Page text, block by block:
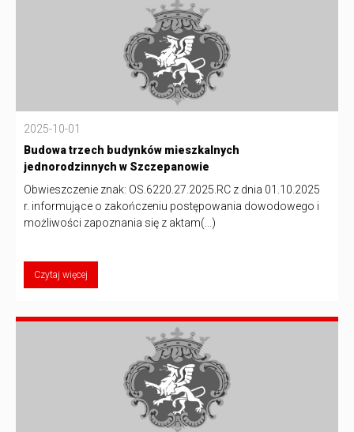
2025-10-01
Budowa trzech budynków mieszkalnych
jednorodzinnych w Szczepanowie
Obwieszczenie znak: OS.6220.27.2025.RC z dnia 01.10.2025
r. informujące o zakończeniu postępowania dowodowego i
możliwości zapoznania się z aktam(...)
Czytaj więcej